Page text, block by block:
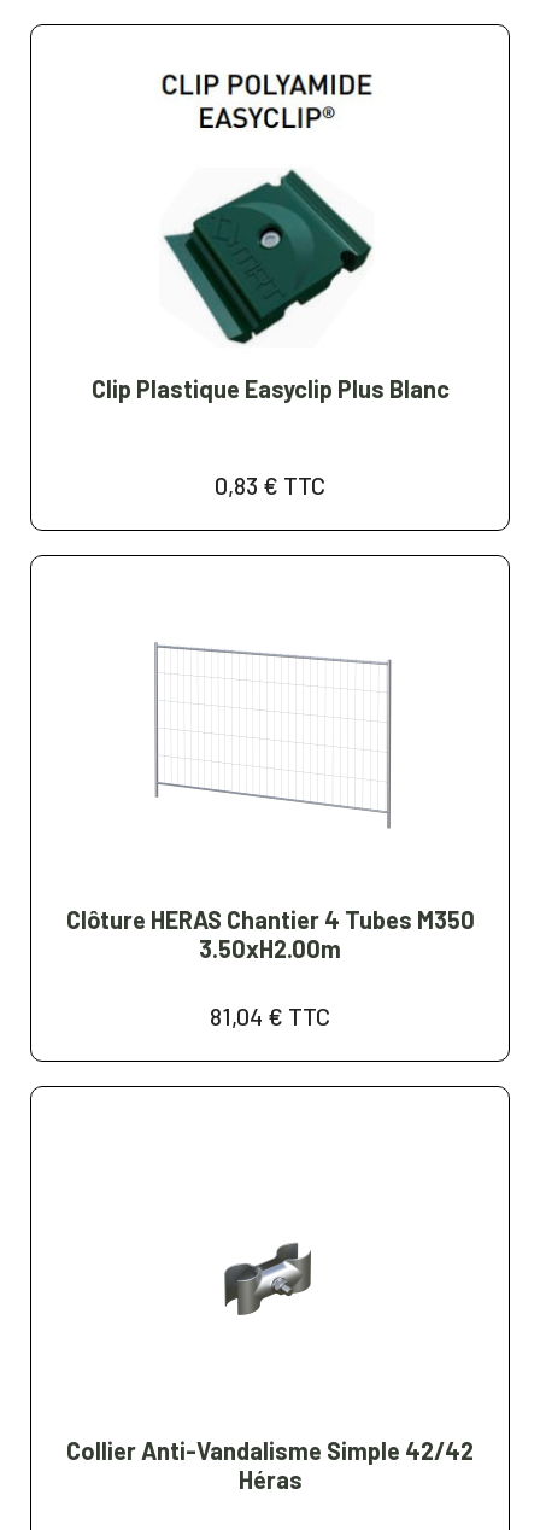
Clip Plastique Easyclip Plus Blanc
0,83 € TTC
Clôture HERAS Chantier 4 Tubes M350
3.50xH2.00m
81,04 € TTC
Collier Anti-Vandalisme Simple 42/42
Héras